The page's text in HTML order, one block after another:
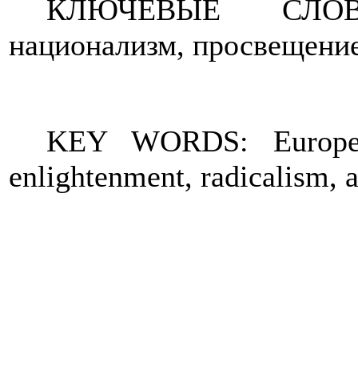
КЛЮЧЕВЫЕ
национализм,
KEY WORDS:
enlightenment, radicalism,